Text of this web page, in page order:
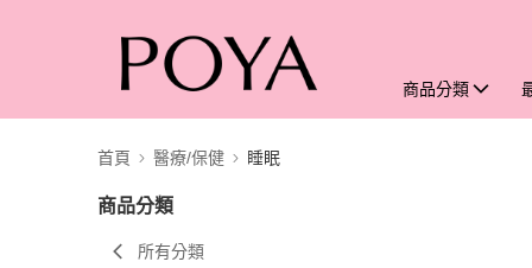
商品分類
首頁 醫療/保健 睡眠
商品分類
所有分類